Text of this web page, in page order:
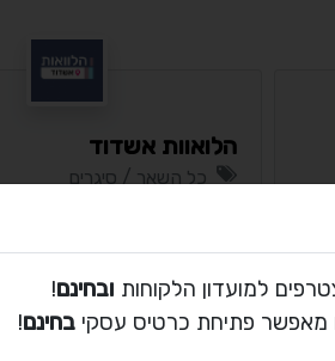
הלואוות אשדוד
כל השאר / סיגרים
למועדון הלקוחות ובחינם!
מאפשר פתיחת כרטיס עסקי בחינם!